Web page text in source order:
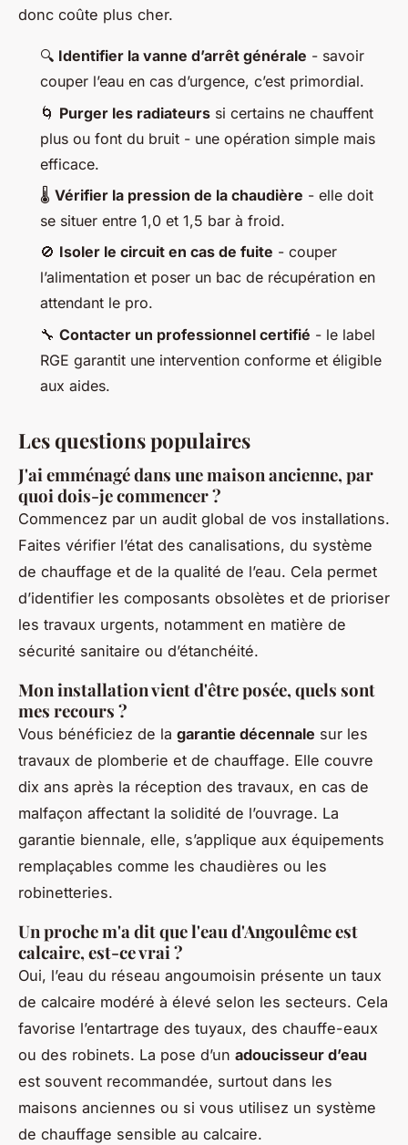
donc coûte plus cher.
🔍 Identifier la vanne d’arrêt générale - savoir
couper l’eau en cas d’urgence, c’est primordial.
🌀 Purger les radiateurs si certains ne chauffent
plus ou font du bruit - une opération simple mais
efficace.
🌡️ Vérifier la pression de la chaudière - elle doit
se situer entre 1,0 et 1,5 bar à froid.
🚫 Isoler le circuit en cas de fuite - couper
l’alimentation et poser un bac de récupération en
attendant le pro.
🔧 Contacter un professionnel certifié - le label
RGE garantit une intervention conforme et éligible
aux aides.
Les questions populaires
J'ai emménagé dans une maison ancienne, par
quoi dois-je commencer ?
Commencez par un audit global de vos installations.
Faites vérifier l’état des canalisations, du système
de chauffage et de la qualité de l’eau. Cela permet
d’identifier les composants obsolètes et de prioriser
les travaux urgents, notamment en matière de
sécurité sanitaire ou d’étanchéité.
Mon installation vient d'être posée, quels sont
mes recours ?
Vous bénéficiez de la garantie décennale sur les
travaux de plomberie et de chauffage. Elle couvre
dix ans après la réception des travaux, en cas de
malfaçon affectant la solidité de l’ouvrage. La
garantie biennale, elle, s’applique aux équipements
remplaçables comme les chaudières ou les
robinetteries.
Un proche m'a dit que l'eau d'Angoulême est
calcaire, est-ce vrai ?
Oui, l’eau du réseau angoumoisin présente un taux
de calcaire modéré à élevé selon les secteurs. Cela
favorise l’entartrage des tuyaux, des chauffe-eaux
ou des robinets. La pose d’un adoucisseur d’eau
est souvent recommandée, surtout dans les
maisons anciennes ou si vous utilisez un système
de chauffage sensible au calcaire.